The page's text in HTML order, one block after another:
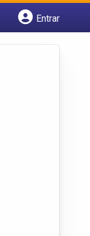
Entrar